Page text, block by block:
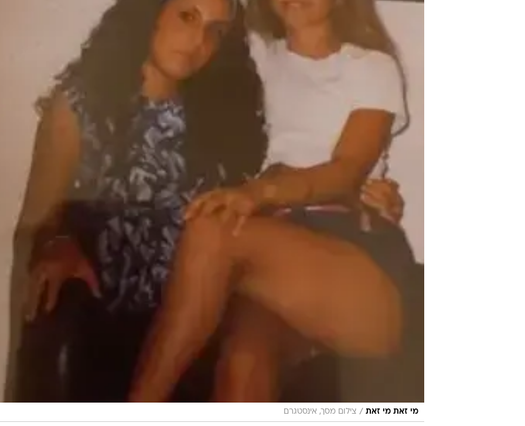
מי זאת מי זאת / צילום מסך, אינסטגרם